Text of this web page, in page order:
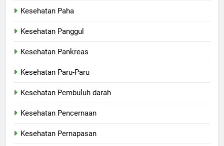
Kesehatan Paha
Kesehatan Panggul
Kesehatan Pankreas
Kesehatan Paru-Paru
Kesehatan Pembuluh darah
Kesehatan Pencernaan
Kesehatan Pernapasan